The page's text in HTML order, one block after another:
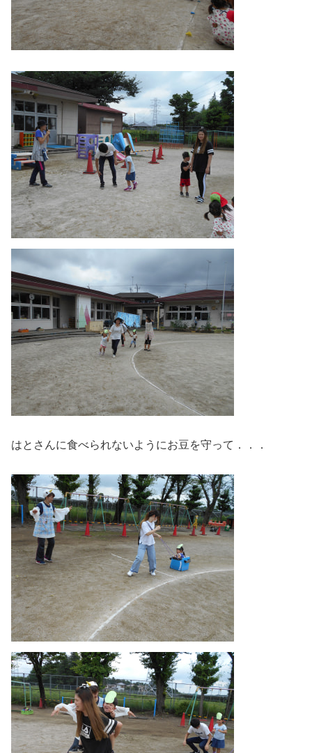
はとさんに食べられないようにお豆を守って．．．